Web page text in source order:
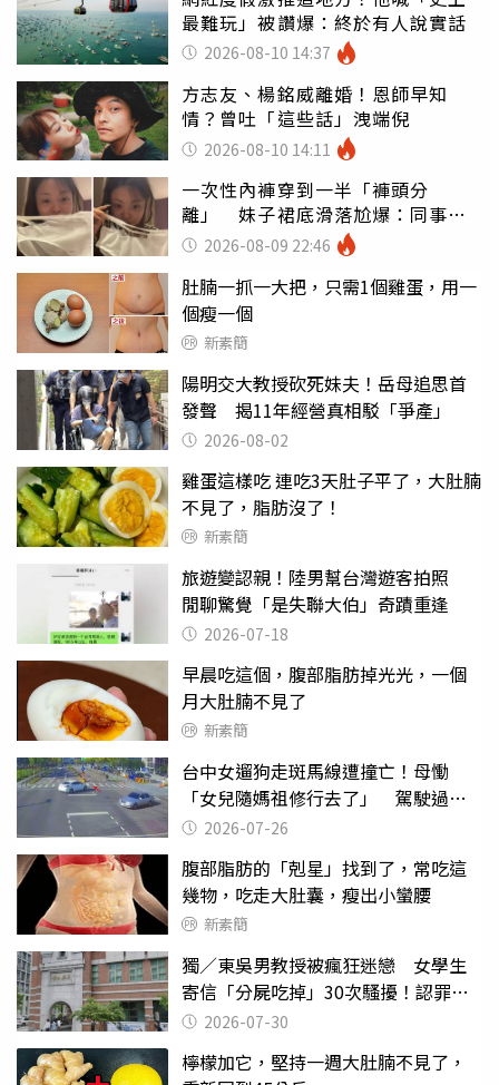
最難玩」被讚爆：終於有人說實話
2026-08-10 14:37
方志友、楊銘威離婚！恩師早知
情？曾吐「這些話」洩端倪
2026-08-10 14:11
一次性內褲穿到一半「褲頭分
離」 妹子裙底滑落尬爆：同事全
看光2026-08-09 22:46
肚腩一抓一大把，只需1個雞蛋，用一
個瘦一個
新素簡
陽明交大教授砍死妹夫！岳母追思首
發聲 揭11年經營真相駁「爭產」
2026-08-02
雞蛋這樣吃 連吃3天肚子平了，大肚腩
不見了，脂肪沒了！
新素簡
旅遊變認親！陸男幫台灣遊客拍照
閒聊驚覺「是失聯大伯」奇蹟重逢
2026-07-18
早晨吃這個，腹部脂肪掉光光，一個
月大肚腩不見了
新素簡
台中女遛狗走斑馬線遭撞亡！母慟
「女兒隨媽祖修行去了」 駕駛過失
致死判9月
2026-07-26
腹部脂肪的「剋星」找到了，常吃這
幾物，吃走大肚囊，瘦出小蠻腰
新素簡
獨／東吳男教授被瘋狂迷戀 女學生
寄信「分屍吃掉」30次騷擾！認罪免
關 2026-07-30
檸檬加它，堅持一週大肚腩不見了，